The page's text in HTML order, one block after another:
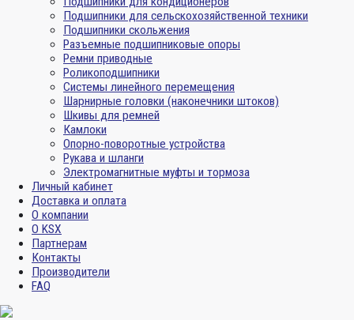
Подшипники для сельскохозяйственной техники
Подшипники скольжения
Разъемные подшипниковые опоры
Ремни приводные
Роликоподшипники
Системы линейного перемещения
Шарнирные головки (наконечники штоков)
Шкивы для ремней
Камлоки
Опорно-поворотные устройства
Рукава и шланги
Электромагнитные муфты и тормоза
Личный кабинет
Доставка и оплата
О компании
О KSX
Партнерам
Контакты
Производители
FAQ